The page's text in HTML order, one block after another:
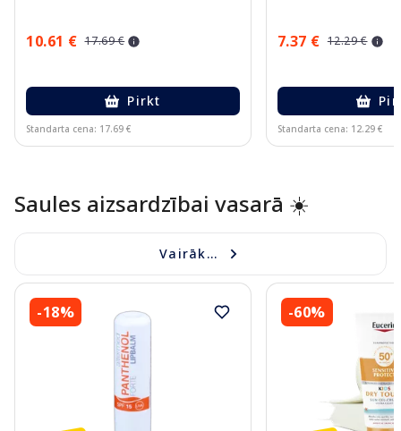
10.61 € 17.69 €
Pirkt
Standarta cena: 17.69 €
7.37 € 12.29 €
Standarta cena: 12.29 €
Saules aizsardzībai vasarā ☀️
Vairāk...
-18% -60%